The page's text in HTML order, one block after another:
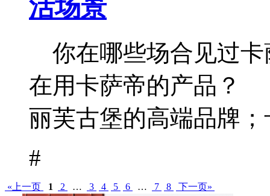
活场景
你在哪些场合见过卡
在用卡萨帝的产品？
丽芙古堡的高端品牌；
#
«上一页 1 2 … 3 4 5 6 … 7 8 下一页»